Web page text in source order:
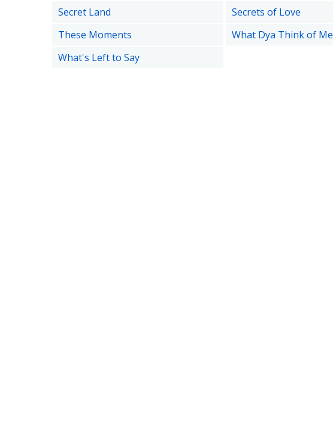
Secret Land
Secrets of Love
These Moments
What Dya Think of Me
What's Left to Say